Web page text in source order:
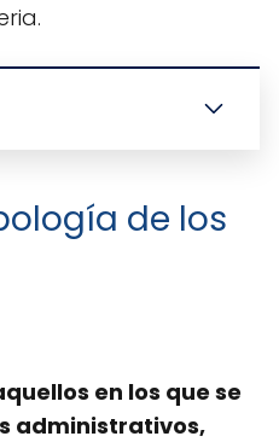
de los
en los que se
administrativos,